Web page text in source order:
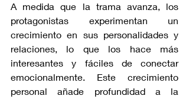
A medida que la trama avanza, los
protagonistas experimentan un
crecimiento en sus personalidades y
relaciones, lo que los hace más
interesantes y fáciles de conectar
emocionalmente. Este crecimiento
personal añade profundidad a la